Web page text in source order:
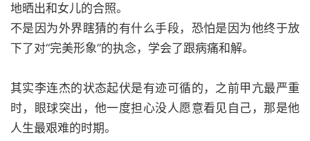
地晒出和女儿的合照。
不是因为外界瞎猜的有什么手段，恐怕是因为他终于放
下了对“完美形象”的执念，学会了跟病痛和解。
其实李连杰的状态起伏是有迹可循的，之前甲亢最严重
时，眼球突出，他一度担心没人愿意看见自己，那是他
人生最艰难的时期。